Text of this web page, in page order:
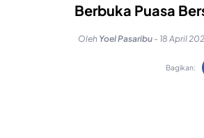
Berbuka Puasa
Oleh Yoel Pasaribu - 18 April
Bagikan: